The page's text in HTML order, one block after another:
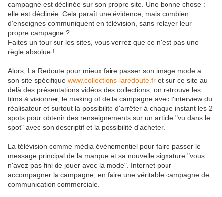
campagne est déclinée sur son propre site. Une bonne chose :
elle est déclinée. Cela paraît une évidence, mais combien
d'enseignes communiquent en télévision, sans relayer leur
propre campagne ?
Faites un tour sur les sites, vous verrez que ce n'est pas une
règle absolue !
Alors, La Redoute pour mieux faire passer son image mode a
son site spécifique www.collections-laredoute.fr et sur ce site au
delà des présentations vidéos des collections, on retrouve les
films à visionner, le making of de la campagne avec l'interview du
réalisateur et surtout la possibilité d'arrêter à chaque instant les 2
spots pour obtenir des renseignements sur un article "vu dans le
spot" avec son descriptif et la possibilité d'acheter.
La télévision comme média événementiel pour faire passer le
message principal de la marque et sa nouvelle signature "vous
n'avez pas fini de jouer avec la mode". Internet pour
accompagner la campagne, en faire une véritable campagne de
communication commerciale.